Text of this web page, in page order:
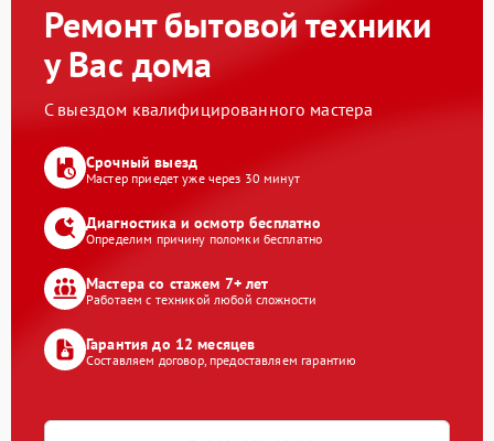
Ремонт бытовой техники
у Вас дома
С выездом квалифицированного мастера
Срочный выезд
Мастер приедет уже через 30 минут
Диагностика и осмотр бесплатно
Определим причину поломки бесплатно
Мастера со стажем 7+ лет
Работаем с техникой любой сложности
Гарантия до 12 месяцев
Составляем договор, предоставляем гарантию